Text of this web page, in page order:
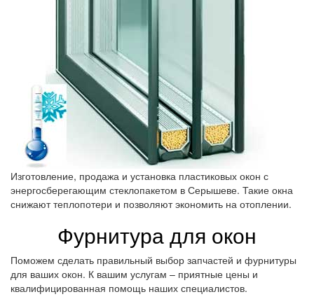
Изготовление, продажа и установка пластиковых окон с
энергосберегающим стеклопакетом в Серышеве. Такие окна
снижают теплопотери и позволяют экономить на отоплении.
Фурнитура для окон
Поможем сделать правильный выбор запчастей и фурнитуры
для ваших окон. К вашим услугам – приятные цены и
квалифицированная помощь наших специалистов.